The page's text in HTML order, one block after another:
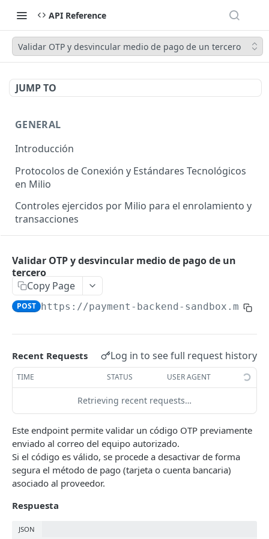
API Reference
Validar OTP y desvincular medio de pago de un tercero
JUMP TO
GENERAL
Introducción
Protocolos de Conexión y Estándares Tecnológicos
en Milio
Controles ejercidos por Milio para el enrolamiento y
transacciones
Códigos de respuesta (GENERAL)
CASOS DE USO
SDK Cobros
Generar cobro vía API
Generar cobro vía SDK
AUTENTICACIÓN
Introducción
CONFIGURACIÓN
Gestión de llaves para encriptación de datos
Carga y generación de llaves públicas - Sync
Prueba de llaves para comprobar que estén
bien configuradas
Flujos y Transacciones
Transferencia con QR
Validar OTP y desvincular medio de pago de un
tercero
Copy Page
POST https://payment-backend-
Recent Requests Log in to see full request history
TIME STATUS USER AGENT
Retrieving recent requests…
Este endpoint permite validar un código OTP previamente
enviado al correo del equipo autorizado.
Si el código es válido, se procede a desactivar de forma
segura el método de pago (tarjeta o cuenta bancaria)
asociado al proveedor.
Respuesta
JSON